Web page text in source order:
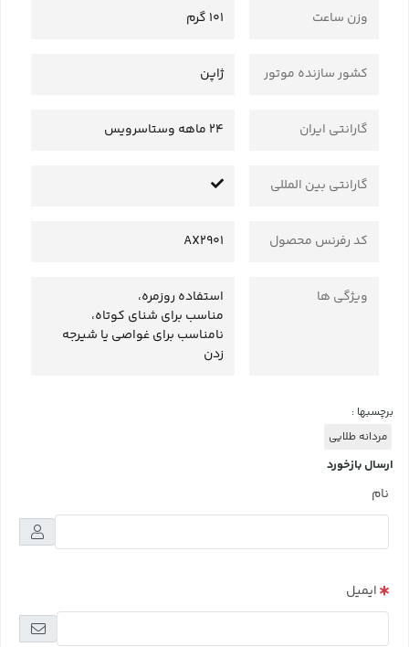
وزن ساعت 101 گرم
کشور سازنده موتور ژاپن
گارانتی ایران 24 ماهه وستاسرویس
گارانتی بین المللی
کد رفرنس محصول AX2901
ویژگی ها
استفاده روزمره،
مناسب برای شنای کوتاه،
نامناسب برای غواصی یا شیرجه
زدن
برچسبها :
مردانه طلایی
ارسال بازخورد
نام
ایمیل